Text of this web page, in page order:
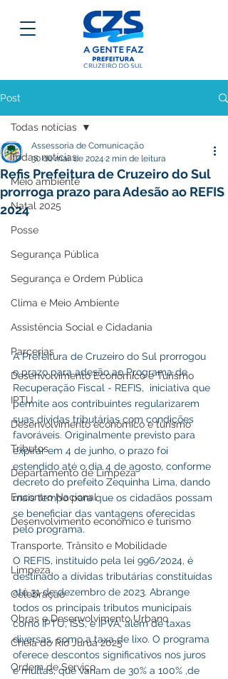
Post
Todas notícias
Meio ambiente
Natal 2025
Posse
Segurança Pública
Segurança e Ordem Pública
Clima e Meio Ambiente
Assistência Social e Cidadania
Parcerias
Desenvolvimento Econômico e Turismo
IPTU
Desenvolvimento econômico e turismo
Tributos
Departamento de Limpeza
Encontro Nacional
Desenvolvimento econômico e turismo
Transporte, Trânsito e Mobilidade
Limpeza
Celebração
Obras e Desenvolvimento Urbano
Cheia do Rio Juruá 2025
Ordem de Serviço
Todas notícias
Refis Prefeitura de Cruzeiro do Sul
prorroga prazo para Adesão ao REFIS
2024
Assessoria de Comunicação
30 de mai. de 2024 2 min de leitura
A Prefeitura de Cruzeiro do Sul prorrogou
o prazo para adesão ao Programa de
Recuperação Fiscal - REFIS,  iniciativa que
permite aos contribuintes regularizarem
suas dívidas tributárias com condições
favoráveis. Originalmente previsto para
expirar em 4 de junho, o prazo foi
estendido até o dia 4 de agosto, conforme
decreto do prefeito Zequinha Lima, dando
mais tempo para que os cidadãos possam
se beneficiar das vantagens oferecidas
pelo programa.
O REFIS, instituído pela lei 996/2024, é
destinado a dívidas tributárias constituídas
até 31 de dezembro de 2023. Abrange
todos os principais tributos municipais
como IPTU, ISS, e IPVA, além de taxas
diversas, como a taxa de lixo. O programa
oferece descontos significativos nos juros
e multas, que variam de 30% a 100% ,de